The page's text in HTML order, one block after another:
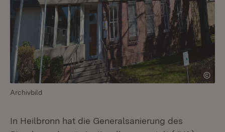
Archivbild
In Heilbronn hat die Generalsanierung des